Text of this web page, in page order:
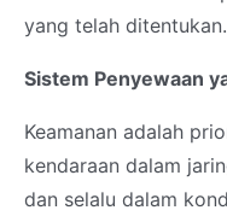
yang telah ditentukan.
Sistem Penyewaan
Keamanan adalah
kendaraan dalam
dan selalu dalam